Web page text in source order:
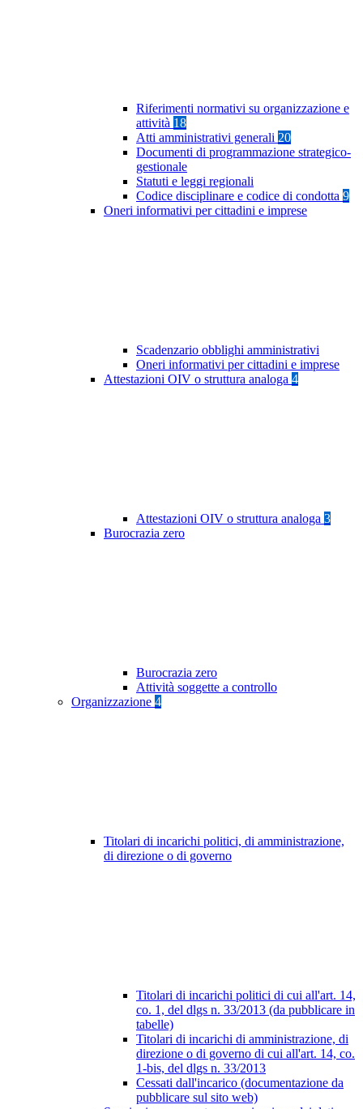
Riferimenti normativi su organizzazione e
attività 18
Atti amministrativi generali 20
Documenti di programmazione strategico-
gestionale
Statuti e leggi regionali
Codice disciplinare e codice di condotta 9
Oneri informativi per cittadini e imprese
Scadenzario obblighi amministrativi
Oneri informativi per cittadini e imprese
Attestazioni OIV o struttura analoga 4
Attestazioni OIV o struttura analoga 3
Burocrazia zero
Burocrazia zero
Attività soggette a controllo
Organizzazione 4
Titolari di incarichi politici, di amministrazione,
di direzione o di governo
Titolari di incarichi politici di cui all'art. 14,
co. 1, del dlgs n. 33/2013 (da pubblicare in
tabelle)
Titolari di incarichi di amministrazione, di
direzione o di governo di cui all'art. 14, co.
1-bis, del dlgs n. 33/2013
Cessati dall'incarico (documentazione da
pubblicare sul sito web)